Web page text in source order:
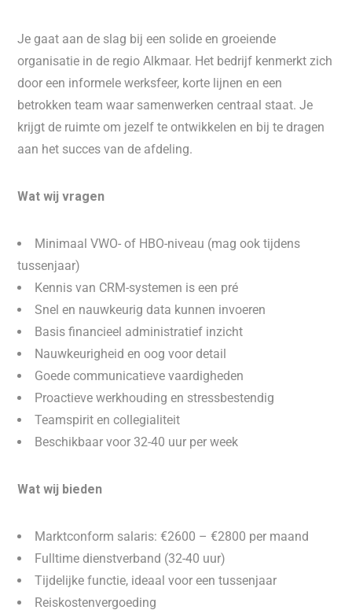
Je gaat aan de slag bij een solide en groeiende
organisatie in de regio Alkmaar. Het bedrijf kenmerkt zich
door een informele werksfeer, korte lijnen en een
betrokken team waar samenwerken centraal staat. Je
krijgt de ruimte om jezelf te ontwikkelen en bij te dragen
aan het succes van de afdeling.
Wat wij vragen
Minimaal VWO- of HBO-niveau (mag ook tijdens
tussenjaar)
Kennis van CRM-systemen is een pré
Snel en nauwkeurig data kunnen invoeren
Basis financieel administratief inzicht
Nauwkeurigheid en oog voor detail
Goede communicatieve vaardigheden
Proactieve werkhouding en stressbestendig
Teamspirit en collegialiteit
Beschikbaar voor 32-40 uur per week
Wat wij bieden
Marktconform salaris: €2600 – €2800 per maand
Fulltime dienstverband (32-40 uur)
Tijdelijke functie, ideaal voor een tussenjaar
Reiskostenvergoeding